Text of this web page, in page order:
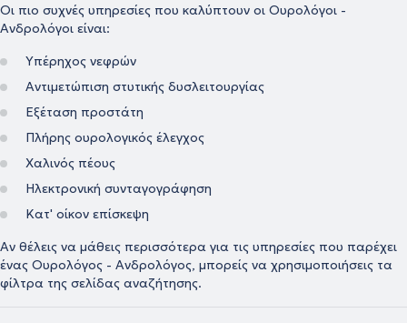
Οι πιο συχνές υπηρεσίες που καλύπτουν οι Ουρολόγοι -
Ανδρολόγοι είναι:
Υπέρηχος νεφρών
Αντιμετώπιση στυτικής δυσλειτουργίας
Εξέταση προστάτη
Πλήρης ουρολογικός έλεγχος
Χαλινός πέους
Ηλεκτρονική συνταγογράφηση
Κατ' οίκον επίσκεψη
Αν θέλεις να μάθεις περισσότερα για τις υπηρεσίες που παρέχει
ένας Ουρολόγος - Ανδρολόγος, μπορείς να χρησιμοποιήσεις τα
φίλτρα της σελίδας αναζήτησης.